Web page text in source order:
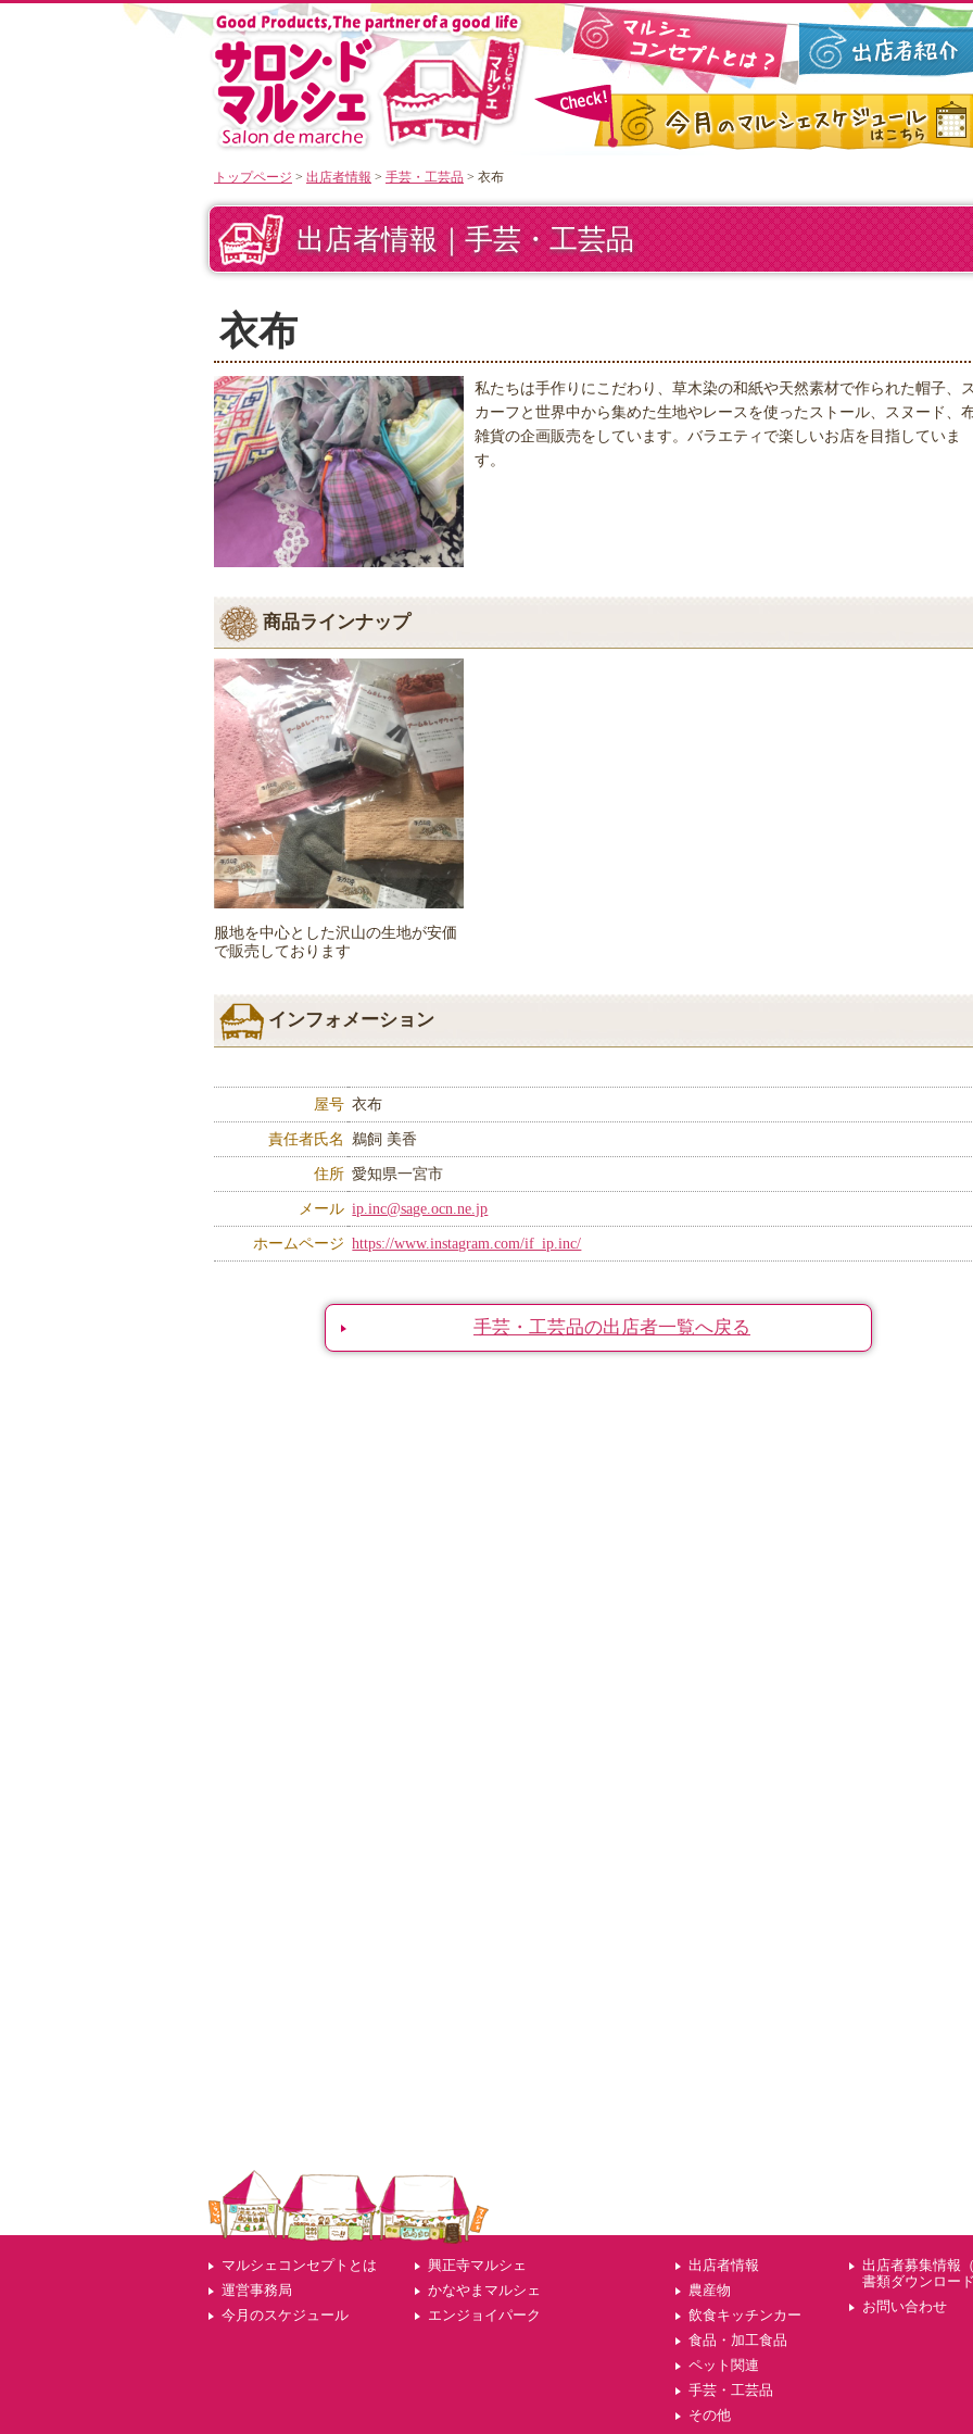
トップページ > 出店者情報 > 手芸・工芸品 > 衣布
出店者情報｜手芸・工芸品
衣布
私たちは手作りにこだわり、草木染の和紙や天然素材で作られた帽子、
カーフと世界中から集めた生地やレースを使ったストール、スヌード、
雑貨の企画販売をしています。バラエティで楽しいお店を目指していま
す。
商品ラインナップ
服地を中心とした沢山の生地が安価
で販売しております
インフォメーション
屋号 衣布
責任者氏名 鵜飼 美香
住所 愛知県一宮市
メール ip.inc@sage.ocn.ne.jp
ホームページ https://www.instagram.com/if_ip.inc/
手芸・工芸品の出店者一覧へ戻る
マルシェコンセプトとは
運営事務局
今月のスケジュール
興正寺マルシェ
かなやまマルシェ
エンジョイパーク
出店者情報
農産物
飲食キッチンカー
食品・加工食品
ペット関連
手芸・工芸品
その他
出店者募集情報
書類ダウンロー
お問い合わせ